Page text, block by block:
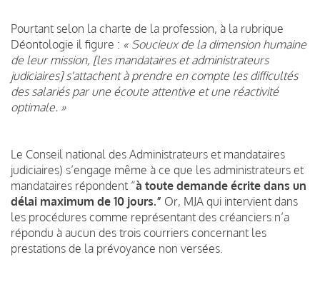
Pourtant selon la charte de la profession, à la rubrique
Déontologie il figure : « Soucieux de la dimension humaine
de leur mission, [les mandataires et administrateurs
judiciaires] s'attachent à prendre en compte les difficultés
des salariés par une écoute attentive et une réactivité
optimale. »
Le Conseil national des Administrateurs et mandataires
judiciaires) s’engage même à ce que les administrateurs et
mandataires répondent “à toute demande écrite dans un
délai maximum de 10 jours.” Or, MJA qui intervient dans
les procédures comme représentant des créanciers n’a
répondu à aucun des trois courriers concernant les
prestations de la prévoyance non versées.